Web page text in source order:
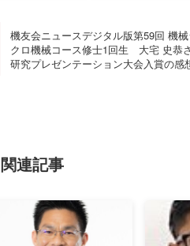
機友会ニュースデジタル版第59回 機
クロ機械コース修士1回生 大宅 史恭
研究プレゼンテーション大会入賞の感
関連記事